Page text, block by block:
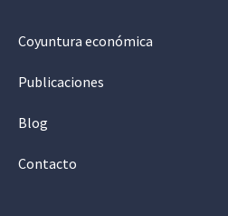
Coyuntura económica
Publicaciones
Blog
Contacto